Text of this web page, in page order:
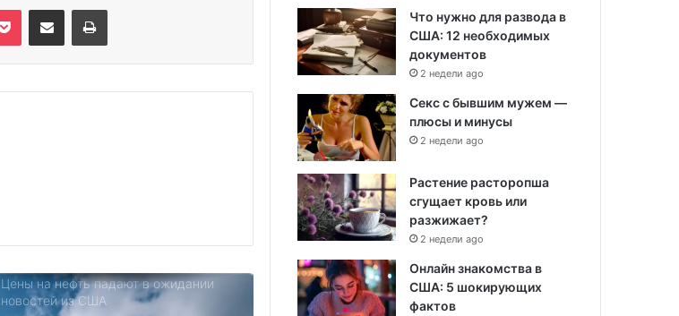
Норкроссе, Джорджия
Engraving and Printing (BEP)
Цены на нефть падают в ожидании
новостей из США
Что нужно для развода в
США: 12 необходимых
документов
2 недели ago
Секс с бывшим мужем —
плюсы и минусы
2 недели ago
Растение расторопша
сгущает кровь или
разжижает?
2 недели ago
Онлайн знакомства в
США: 5 шокирующих
фактов